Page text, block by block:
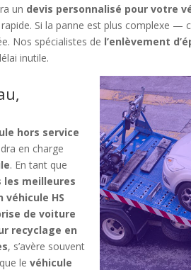
un devis personnalisé pour votre
Si la panne est plus complexe —
Nos spécialistes de l’enlèvement
inutile.
hors service
en charge
. En tant que
les meilleures
véhicule HS
de voiture
recyclage en
, s’avère souvent
levéhicule